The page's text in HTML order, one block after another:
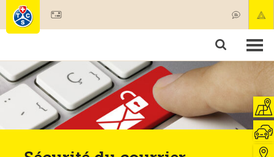
Membres & prestations
Tests, sécurité & santé